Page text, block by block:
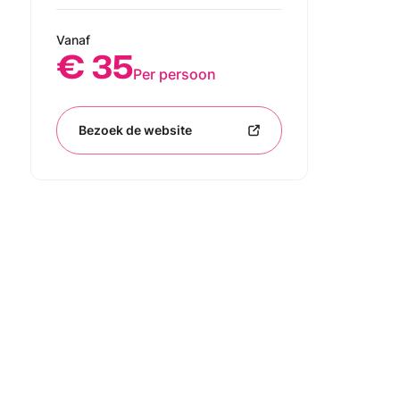
Vanaf
€ 35Per persoon
Bezoek de website